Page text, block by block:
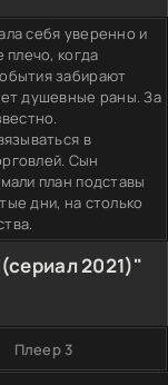
себя уверенно и
плечо, когда
забирают
душевные раны. За
в
Сын
план подставы
дни, на столько
2021)"
Плеер 3